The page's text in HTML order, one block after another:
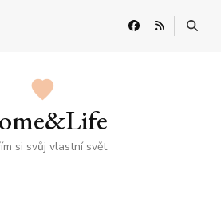
si svůj vlastní svět